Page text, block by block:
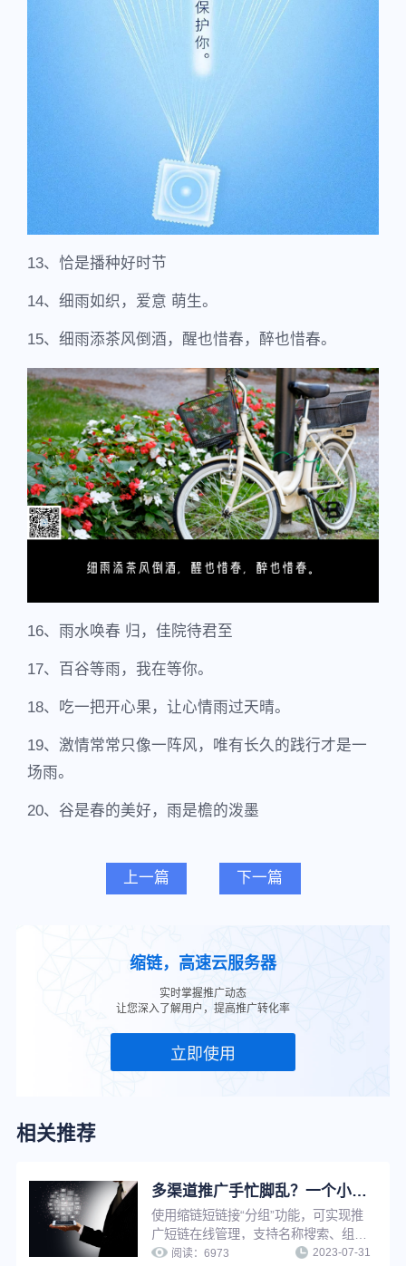
13、恰是播种好时节
14、细雨如织，爱意 萌生。
15、细雨添茶风倒酒，醒也惜春，醉也惜春。
16、雨水唤春 归，佳院待君至
17、百谷等雨，我在等你。
18、吃一把开心果，让心情雨过天晴。
19、激情常常只像一阵风，唯有长久的践行才是一
场雨。
20、谷是春的美好，雨是檐的泼墨
上一篇 下一篇
缩链，高速云服务器
实时掌握推广动态
让您深入了解用户，提高推广转化率
立即使用
相关推荐
多渠道推广手忙脚乱？一个小工具助你提升工作效率！
使用缩链短链接“分组”功能，可实现推
广短链在线管理，支持名称搜索、组别
查询、编辑组名、删除分组等操作，解
阅读：6973 2023-07-31